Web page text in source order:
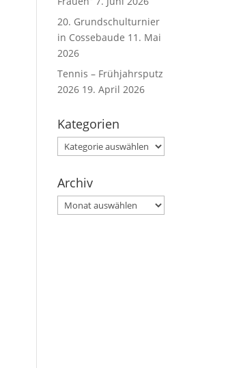
20. Grundschulturnier
in Cossebaude 11. Mai
2026
Tennis – Frühjahrsputz
2026 19. April 2026
Kategorien
Kategorien
Archiv
Archiv